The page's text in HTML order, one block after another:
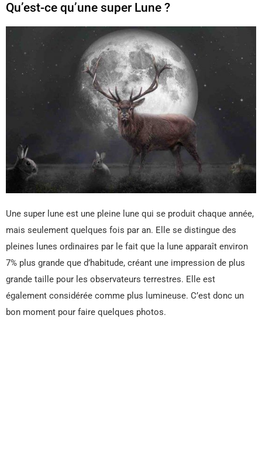
Qu’est-ce qu’une super Lune ?
Une super lune est une pleine lune qui se produit chaque année,
mais seulement quelques fois par an. Elle se distingue des
pleines lunes ordinaires par le fait que la lune apparaît environ
7% plus grande que d’habitude, créant une impression de plus
grande taille pour les observateurs terrestres. Elle est
également considérée comme plus lumineuse. C’est donc un
bon moment pour faire quelques photos.